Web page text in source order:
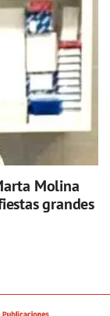
Molina
grandes